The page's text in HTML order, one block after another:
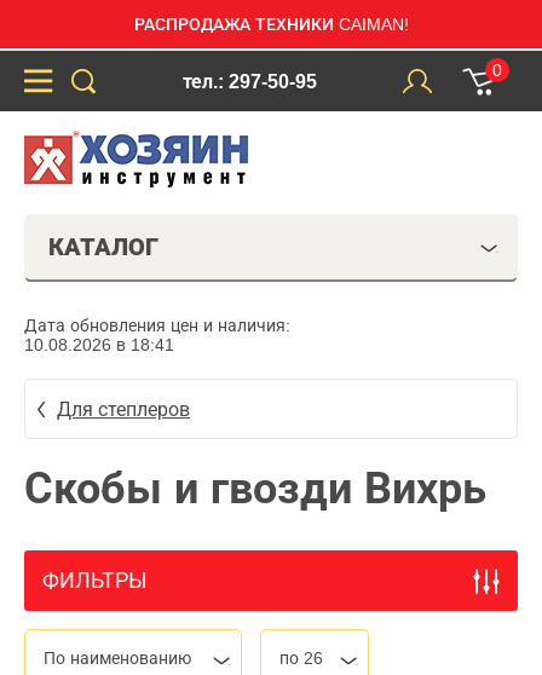
РАСПРОДАЖА ТЕХНИКИ CAIMAN!
тел.: 297-50-95
0
КАТАЛОГ
Дата обновления цен и наличия:
10.08.2026 в 18:41
Для степлеров
Скобы и гвозди Вихрь
ФИЛЬТРЫ
По наименованию по 26